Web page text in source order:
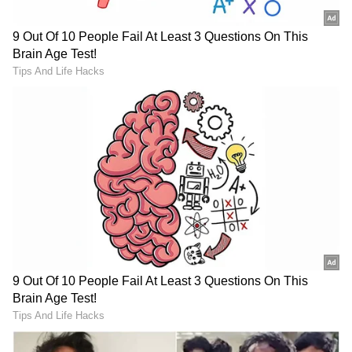
ಸೈಬರ್ ಕ್ರೈಂ ಪೊಲೀಸ್ ಠಾಣೆಯಲ್ಲಿ ಪ್ರಕರಣ ದಾಖಲಾಗಿದೆ.
RECOMMENDED STORIES